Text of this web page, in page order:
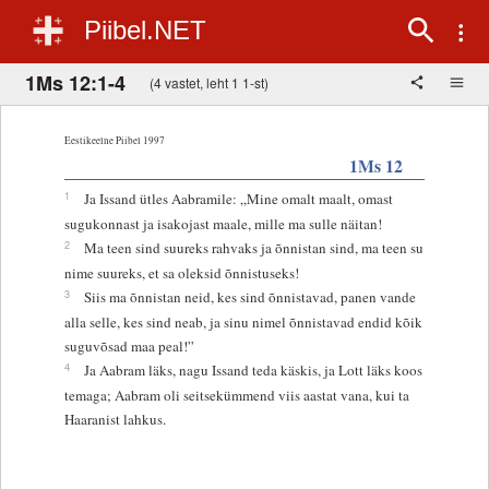
Piibel.NET
1Ms 12:1-4 (4 vastet, leht 1 1-st)
Eestikeelne Piibel 1997
1Ms 12
1
Ja Issand ütles Aabramile: „Mine omalt maalt, omast
sugukonnast ja isakojast maale, mille ma sulle näitan!
2
Ma teen sind suureks rahvaks ja õnnistan sind, ma teen su
nime suureks, et sa oleksid õnnistuseks!
3
Siis ma õnnistan neid, kes sind õnnistavad, panen vande
alla selle, kes sind neab, ja sinu nimel õnnistavad endid kõik
suguvõsad maa peal!”
4
Ja Aabram läks, nagu Issand teda käskis, ja Lott läks koos
temaga; Aabram oli seitsekümmend viis aastat vana, kui ta
Haaranist lahkus.